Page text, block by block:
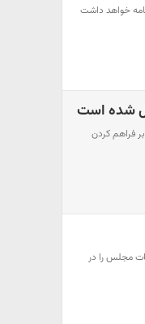
خواهد داشت
شده است
فراهم کردن
مجلس را در